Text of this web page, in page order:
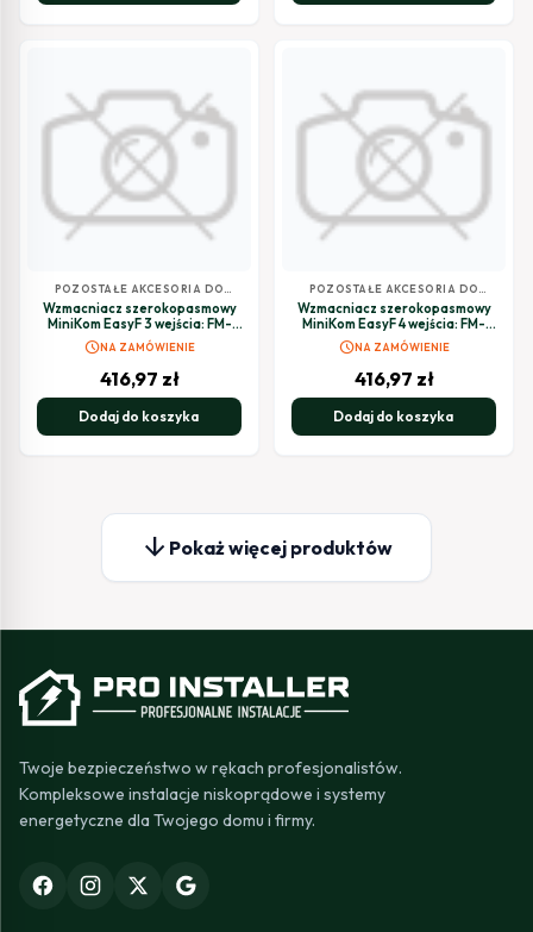
POZOSTAŁE AKCESORIA DO
TELEWIZJI SATELITARNEJ
Wzmacniacz szerokopasmowy
MiniKom EasyF 3 wejścia: FM-
VHF-UHF
scheduleNA ZAMÓWIENIE
416,97 zł
Dodaj do koszyka
POZOSTAŁE AKCESORIA DO
TELEWIZJI SATELITARNEJ
Wzmacniacz szerokopasmowy
MiniKom EasyF 4 wejścia: FM-
VHF-UHF-UHF
scheduleNA ZAMÓWIENIE
416,97 zł
Dodaj do koszyka
arrow_downward Pokaż więcej produktów
Twoje bezpieczeństwo w rękach profesjonalistów.
Kompleksowe instalacje niskoprądowe i systemy
energetyczne dla Twojego domu i firmy.